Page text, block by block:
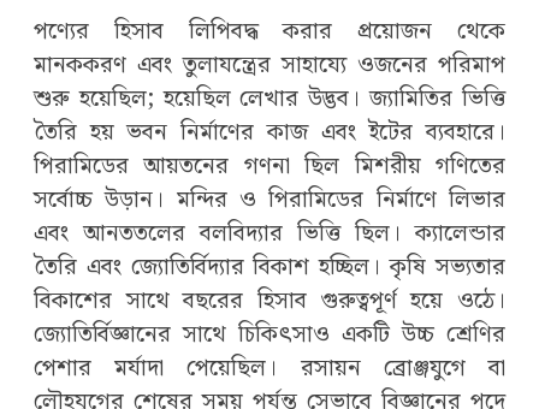
পণ্যের হিসাব লিপিবদ্ধ করার প্রয়োজন থেকে
মানককরণ এবং তুলাযন্ত্রের সাহায্যে ওজনের পরিমাপ
শুরু হয়েছিল; হয়েছিল লেখার উদ্ভব। জ্যামিতির ভিত্তি
তৈরি হয় ভবন নির্মাণের কাজ এবং ইটের ব্যবহারে।
পিরামিডের আয়তনের গণনা ছিল মিশরীয় গণিতের
সর্বোচ্চ উড়ান। মন্দির ও পিরামিডের নির্মাণে লিভার
এবং আনততলের বলবিদ্যার ভিত্তি ছিল। ক্যালেন্ডার
তৈরি এবং জ্যোতির্বিদ্যার বিকাশ হচ্ছিল। কৃষি সভ্যতার
বিকাশের সাথে বছরের হিসাব গুরুত্বপূর্ণ হয়ে ওঠে।
জ্যোতির্বিজ্ঞানের সাথে চিকিৎসাও একটি উচ্চ শ্রেণির
পেশার মর্যাদা পেয়েছিল। রসায়ন ব্রোঞ্জযুগে বা